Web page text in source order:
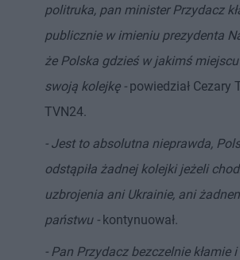
politruka, pan minister Przydacz
publicznie w imieniu prezydenta
że Polska gdzieś w jakimś
swoją kolejkę -powiedział Cezary
TVN24.
- Jest to absolutna nieprawda,
odstąpiła żadnej kolejki jeżeli
uzbrojenia ani Ukrainie, ani
państwu -kontynuował.
- Pan Przydacz bezczelnie kłamie i